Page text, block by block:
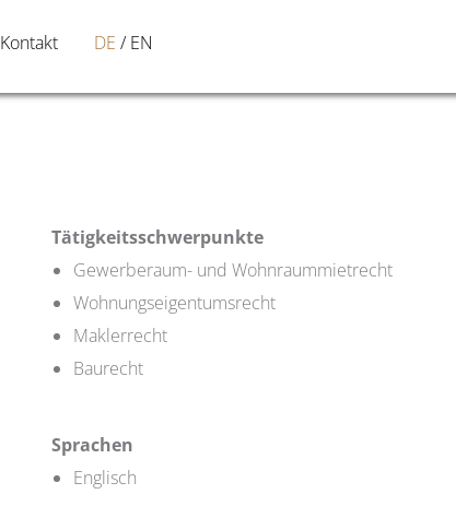
Kontakt DE EN
Tätigkeitsschwerpunkte
Gewerberaum- und Wohnraummietrecht
Wohnungseigentumsrecht
Maklerrecht
Baurecht
Sprachen
Englisch